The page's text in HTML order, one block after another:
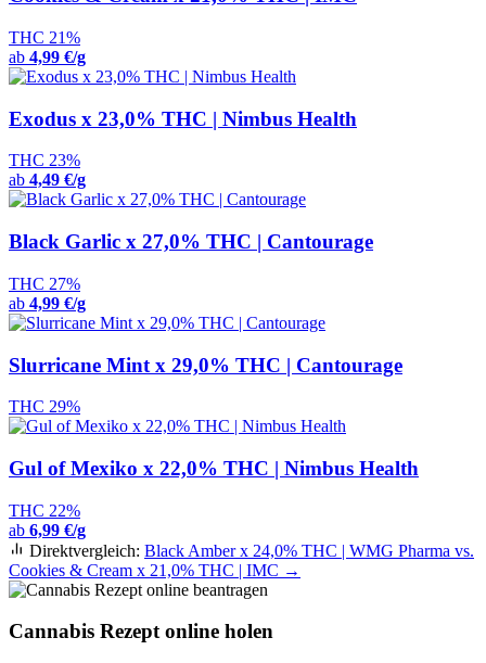
THC 21%
ab 4,99 €/g
Exodus x 23,0% THC | Nimbus Health
THC 23%
ab 4,49 €/g
Black Garlic x 27,0% THC | Cantourage
THC 27%
ab 4,99 €/g
Slurricane Mint x 29,0% THC | Cantourage
THC 29%
Gul of Mexiko x 22,0% THC | Nimbus Health
THC 22%
ab 6,99 €/g
Direktvergleich: Black Amber x 24,0% THC | WMG Pharma vs.
Cookies & Cream x 21,0% THC | IMC →
Cannabis Rezept online holen